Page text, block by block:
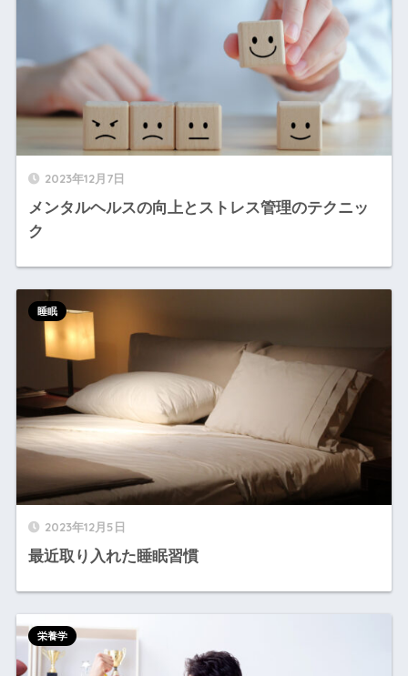
2023年12月7日
メンタルヘルスの向上とストレス管理のテクニッ
ク
2023年12月5日
最近取り入れた睡眠習慣
睡眠
栄養学